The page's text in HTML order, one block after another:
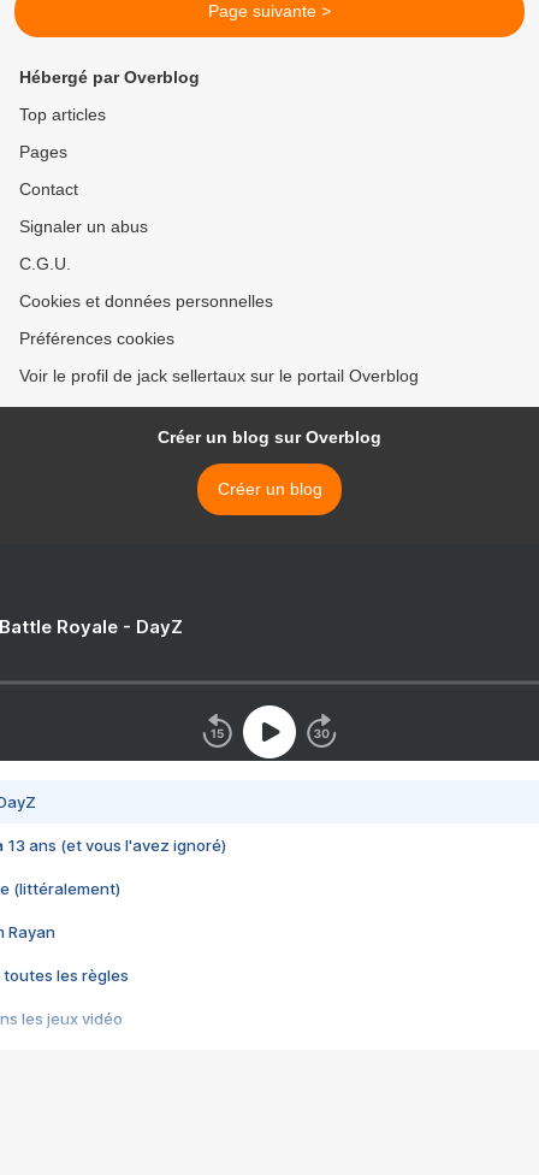
Page suivante >
Hébergé par Overblog
Top articles
Pages
Contact
Signaler un abus
C.G.U.
Cookies et données personnelles
Préférences cookies
Voir le profil de jack sellertaux sur le portail Overblog
Créer un blog sur Overblog
Créer un blog
Royale - DayZ
13 ans (et vous l'avez ignoré)
(littéralement)
Rayan
toutes les règles
les jeux vidéo